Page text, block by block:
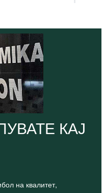
КАЈ
на квалитет,